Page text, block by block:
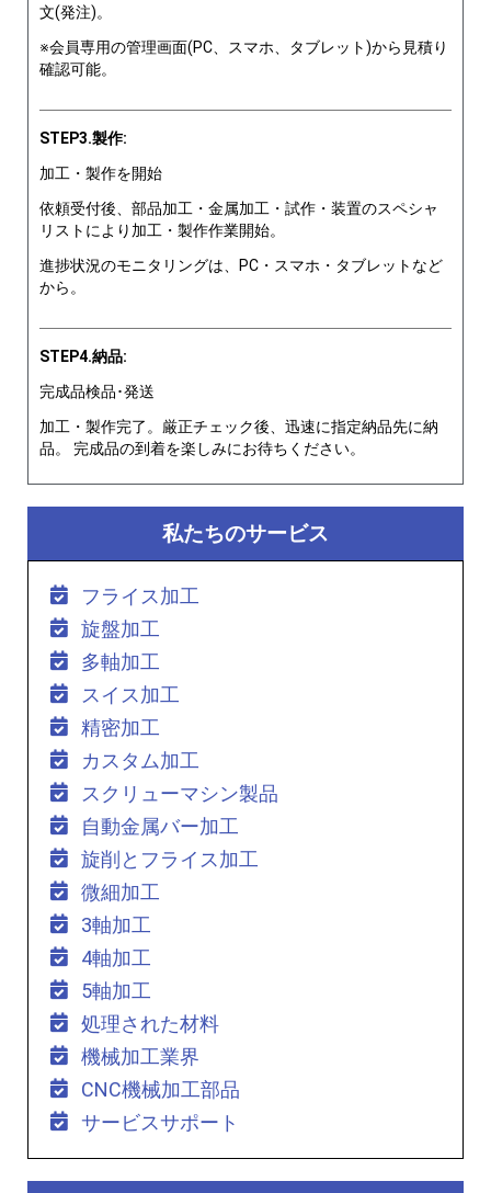
文(発注)。
※会員専用の管理画面(PC、スマホ、タブレット)から見積り
確認可能。
STEP3.製作:
加工・製作を開始
依頼受付後、部品加工・金属加工・試作・装置のスペシャ
リストにより加工・製作作業開始。
進捗状況のモニタリングは、PC・スマホ・タブレットなど
から。
STEP4.納品:
完成品検品･発送
加工・製作完了。厳正チェック後、迅速に指定納品先に納
品。 完成品の到着を楽しみにお待ちください。
私たちのサービス
フライス加工
旋盤加工
多軸加工
スイス加工
精密加工
カスタム加工
スクリューマシン製品
自動金属バー加工
旋削とフライス加工
微細加工
3軸加工
4軸加工
5軸加工
処理された材料
機械加工業界
CNC機械加工部品
サービスサポート